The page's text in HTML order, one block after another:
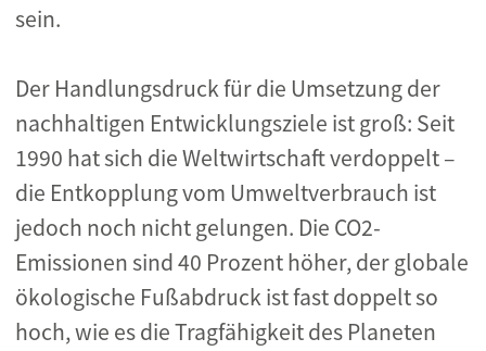
sein.
Der Handlungsdruck für die Umsetzung der
nachhaltigen Entwicklungsziele ist groß: Seit
1990 hat sich die Weltwirtschaft verdoppelt –
die Entkopplung vom Umweltverbrauch ist
jedoch noch nicht gelungen. Die CO2-
Emissionen sind 40 Prozent höher, der globale
ökologische Fußabdruck ist fast doppelt so
hoch, wie es die Tragfähigkeit des Planeten